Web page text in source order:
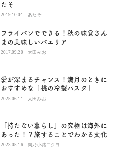
たそ
2019.10.01 | あたそ
フライパンでできる！秋の味覚さん
まの美味しいパエリア
2017.09.20 |太田みお
愛が深まるチャンス！満月のときに
おすすめな「桃の冷製パスタ」
2025.06.11 |太田みお
「持たない暮らし」の究極は海外に
あった！？旅することでわかる文化
2023.05.16 |肉乃小路ニクヨ